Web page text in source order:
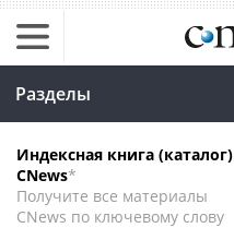
Разделы
Индексная книга (каталог)
CNews*
Получите все материалы
CNews по ключевому слову